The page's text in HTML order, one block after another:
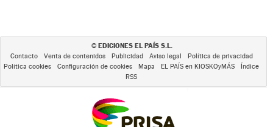
© EDICIONES EL PAÍS S.L.
Contacto Venta de contenidos Publicidad Aviso legal
Política de privacidad
Política cookies
Configuración de cookies Mapa EL PAÍS en KIOSKOyMÁS
Índice
RSS